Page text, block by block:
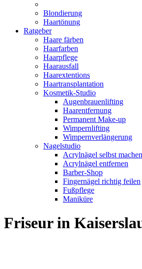
Blondierung
Haartönung
Ratgeber
Haare färben
Haarfarben
Haarpflege
Haarausfall
Haarextentions
Haartransplantation
Kosmetik-Studio
Augenbrauenlifting
Haarentfernung
Permanent Make-up
Wimpernlifting
Wimpernverlängerung
Nagelstudio
Acrylnägel selbst machen
Acrylnägel entfernen
Barber-Shop
Fingernägel richtig feilen
Fußpflege
Maniküre
Friseur in